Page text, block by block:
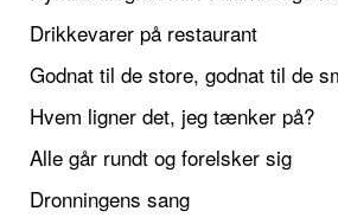
Drikkevarer på restaurant
Godnat til de store, godnat til de
Hvem ligner det, jeg tænker på?
Alle går rundt og forelsker sig
Dronningens sang